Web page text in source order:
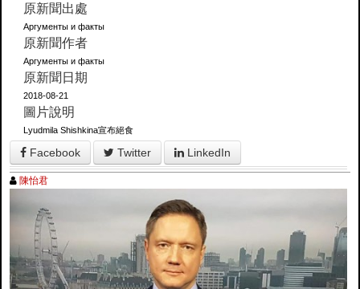
原新聞出處
Аргументы и факты
原新聞作者
Аргументы и факты
原新聞日期
2018-08-21
圖片說明
Lyudmila Shishkina宣布絕食
Facebook Twitter LinkedIn
陳怡君